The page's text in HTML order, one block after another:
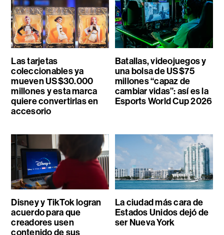
Las tarjetas
coleccionables ya
mueven US$30.000
millones y esta marca
quiere convertirlas en
accesorio
Batallas, videojuegos y
una bolsa de US$75
millones “capaz de
cambiar vidas”: así es la
Esports World Cup 2026
Disney y TikTok logran
acuerdo para que
creadores usen
contenido de sus
La ciudad más cara de
Estados Unidos dejó de
ser Nueva York